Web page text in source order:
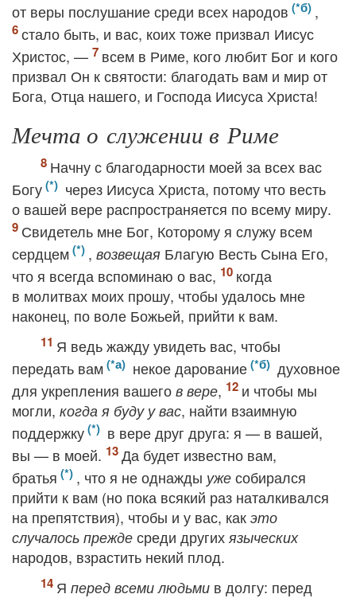
от веры послушание среди всех народов
,
стало быть, и вас, коих тоже призвал Иисус
Христос, —
всем в Риме, кого любит Бог и кого
призвал Он к святости: благодать вам и мир от
Бога, Отца нашего, и Господа Иисуса Христа!
Мечта о служении в Риме
Начну с благодарности моей за всех вас
Богу
через Иисуса Христа, потому что весть
о вашей вере распространяется по всему миру.
Свидетель мне Бог, Которому я служу всем
сердцем
, возвещая Благую Весть Сына Его,
что я всегда вспоминаю о вас,
когда
в молитвах моих прошу, чтобы удалось мне
наконец, по воле Божьей, прийти к вам.
Я ведь жажду увидеть вас, чтобы
передать вам
некое дарование
духовное
для укрепления вашего в вере,
и чтобы мы
могли, когда я буду у вас, найти взаимную
поддержку
в вере друг друга: я — в вашей,
вы — в моей.
Да будет известно вам,
братья
, что я не однажды уже собирался
прийти к вам (но пока всякий раз наталкивался
на препятствия), чтобы и у вас, как это
случалось прежде среди других языческих
народов, взрастить некий плод.
Я перед всеми людьми в долгу: перед